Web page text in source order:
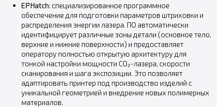
EPHatch: специализированное программное
обеспечение для подготовки параметров штриховки и
распределения энергии лазера. ПО автоматически
идентифицирует различные зоны детали (основное тело,
верхние и нижние поверхности) и предоставляет
оператору полностью открытую архитектуру для
тонкой настройки мощности CO₂-лазера, скорости
сканирования и шага экспозиции. Это позволяет
адаптировать принтер под производство изделий с
уникальной геометрией и внедрение новых полимерных
материалов.